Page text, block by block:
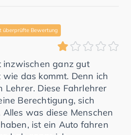
überprüfte Bewertung
inzwischen ganz gut
das kommt. Denn ich
Lehrer. Diese Fahrlehrer
Berechtigung, sich
was diese Menschen
ist ein Auto fahren